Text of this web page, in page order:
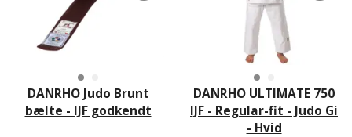
DANRHO Judo Brunt
bælte - IJF godkendt
DANRHO ULTIMATE 750
IJF - Regular-fit - Judo Gi
- Hvid